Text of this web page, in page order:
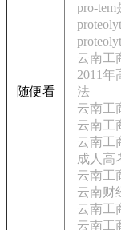
随便看
pro-
云南
2011
法
云南
云南工
云南
成人高
云南工
云南财
云南工
云南